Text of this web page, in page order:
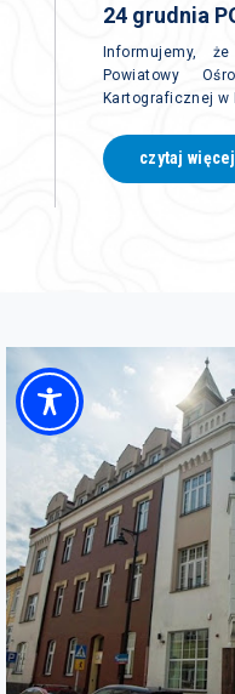
24 grudnia
Informujemy,
Powiatowy
Kartograficznej w
czytaj więcej